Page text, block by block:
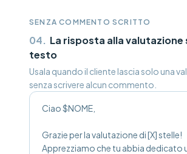
SENZA COMMENTO SCRITTO
04. La risposta alla valutazione
testo
Usala quando il cliente lascia solo una
senza scrivere alcun commento.
Ciao $NOME,
Grazie per la valutazione di [X] stelle!
Apprezziamo che tu abbia dedicato